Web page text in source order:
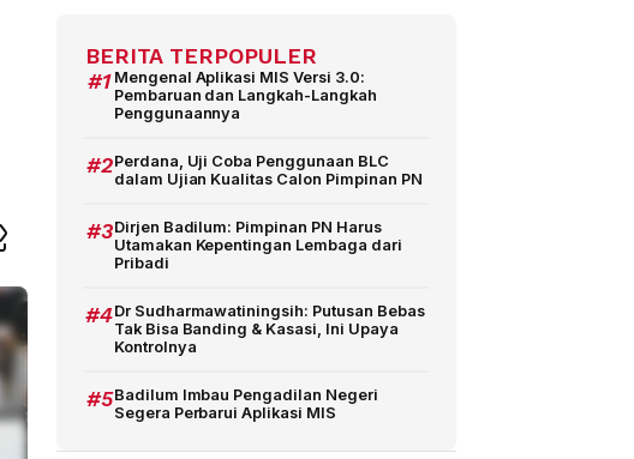
BERITA TERPOPULER
#1 Mengenal Aplikasi MIS Versi 3.0:
Pembaruan dan Langkah-Langkah
Penggunaannya
#2Perdana, Uji Coba Penggunaan BLC
dalam Ujian Kualitas Calon Pimpinan PN
#3Dirjen Badilum: Pimpinan PN Harus
Utamakan Kepentingan Lembaga dari
Pribadi
#4Dr Sudharmawatiningsih: Putusan Bebas
Tak Bisa Banding & Kasasi, Ini Upaya
Kontrolnya
#5Badilum Imbau Pengadilan Negeri
Segera Perbarui Aplikasi MIS